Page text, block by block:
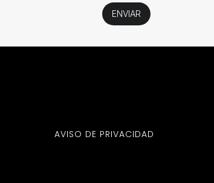
AVISO DE PRIVACIDAD